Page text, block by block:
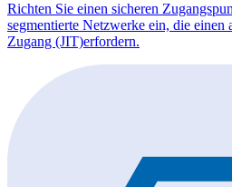
Richten Sie einen sicheren
segmentierte Netzwerke ein, die einen
Zugang (JIT)erfordern.